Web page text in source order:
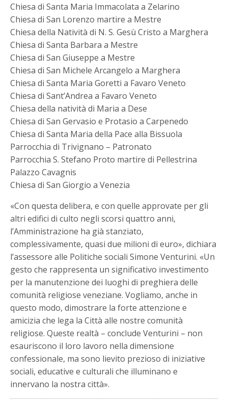
Chiesa di Santa Maria Immacolata a Zelarino
Chiesa di San Lorenzo martire a Mestre
Chiesa della Natività di N. S. Gesù Cristo a Marghera
Chiesa di Santa Barbara a Mestre
Chiesa di San Giuseppe a Mestre
Chiesa di San Michele Arcangelo a Marghera
Chiesa di Santa Maria Goretti a Favaro Veneto
Chiesa di Sant’Andrea a Favaro Veneto
Chiesa della natività di Maria a Dese
Chiesa di San Gervasio e Protasio a Carpenedo
Chiesa di Santa Maria della Pace alla Bissuola
Parrocchia di Trivignano – Patronato
Parrocchia S. Stefano Proto martire di Pellestrina
Palazzo Cavagnis
Chiesa di San Giorgio a Venezia
«Con questa delibera, e con quelle approvate per gli
altri edifici di culto negli scorsi quattro anni,
l’Amministrazione ha già stanziato,
complessivamente, quasi due milioni di euro», dichiara
l’assessore alle Politiche sociali Simone Venturini. «Un
gesto che rappresenta un significativo investimento
per la manutenzione dei luoghi di preghiera delle
comunità religiose veneziane. Vogliamo, anche in
questo modo, dimostrare la forte attenzione e
amicizia che lega la Città alle nostre comunità
religiose. Queste realtà – conclude Venturini – non
esauriscono il loro lavoro nella dimensione
confessionale, ma sono lievito prezioso di iniziative
sociali, educative e culturali che illuminano e
innervano la nostra città».